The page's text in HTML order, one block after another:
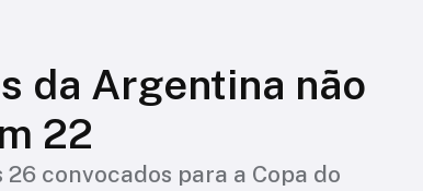
da Argentina não
22
convocados para a Copa do